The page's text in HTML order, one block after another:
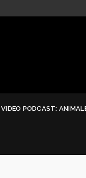
VIDEO PODCAST: